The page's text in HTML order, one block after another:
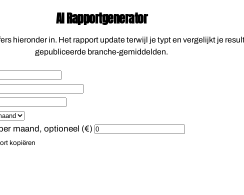
AI Rapportgenerator
hieronder in. Het rapport update terwijl je typt en vergelijkt je
gepubliceerde branche-gemiddelden.
maand, optioneel (€)
kopiëren